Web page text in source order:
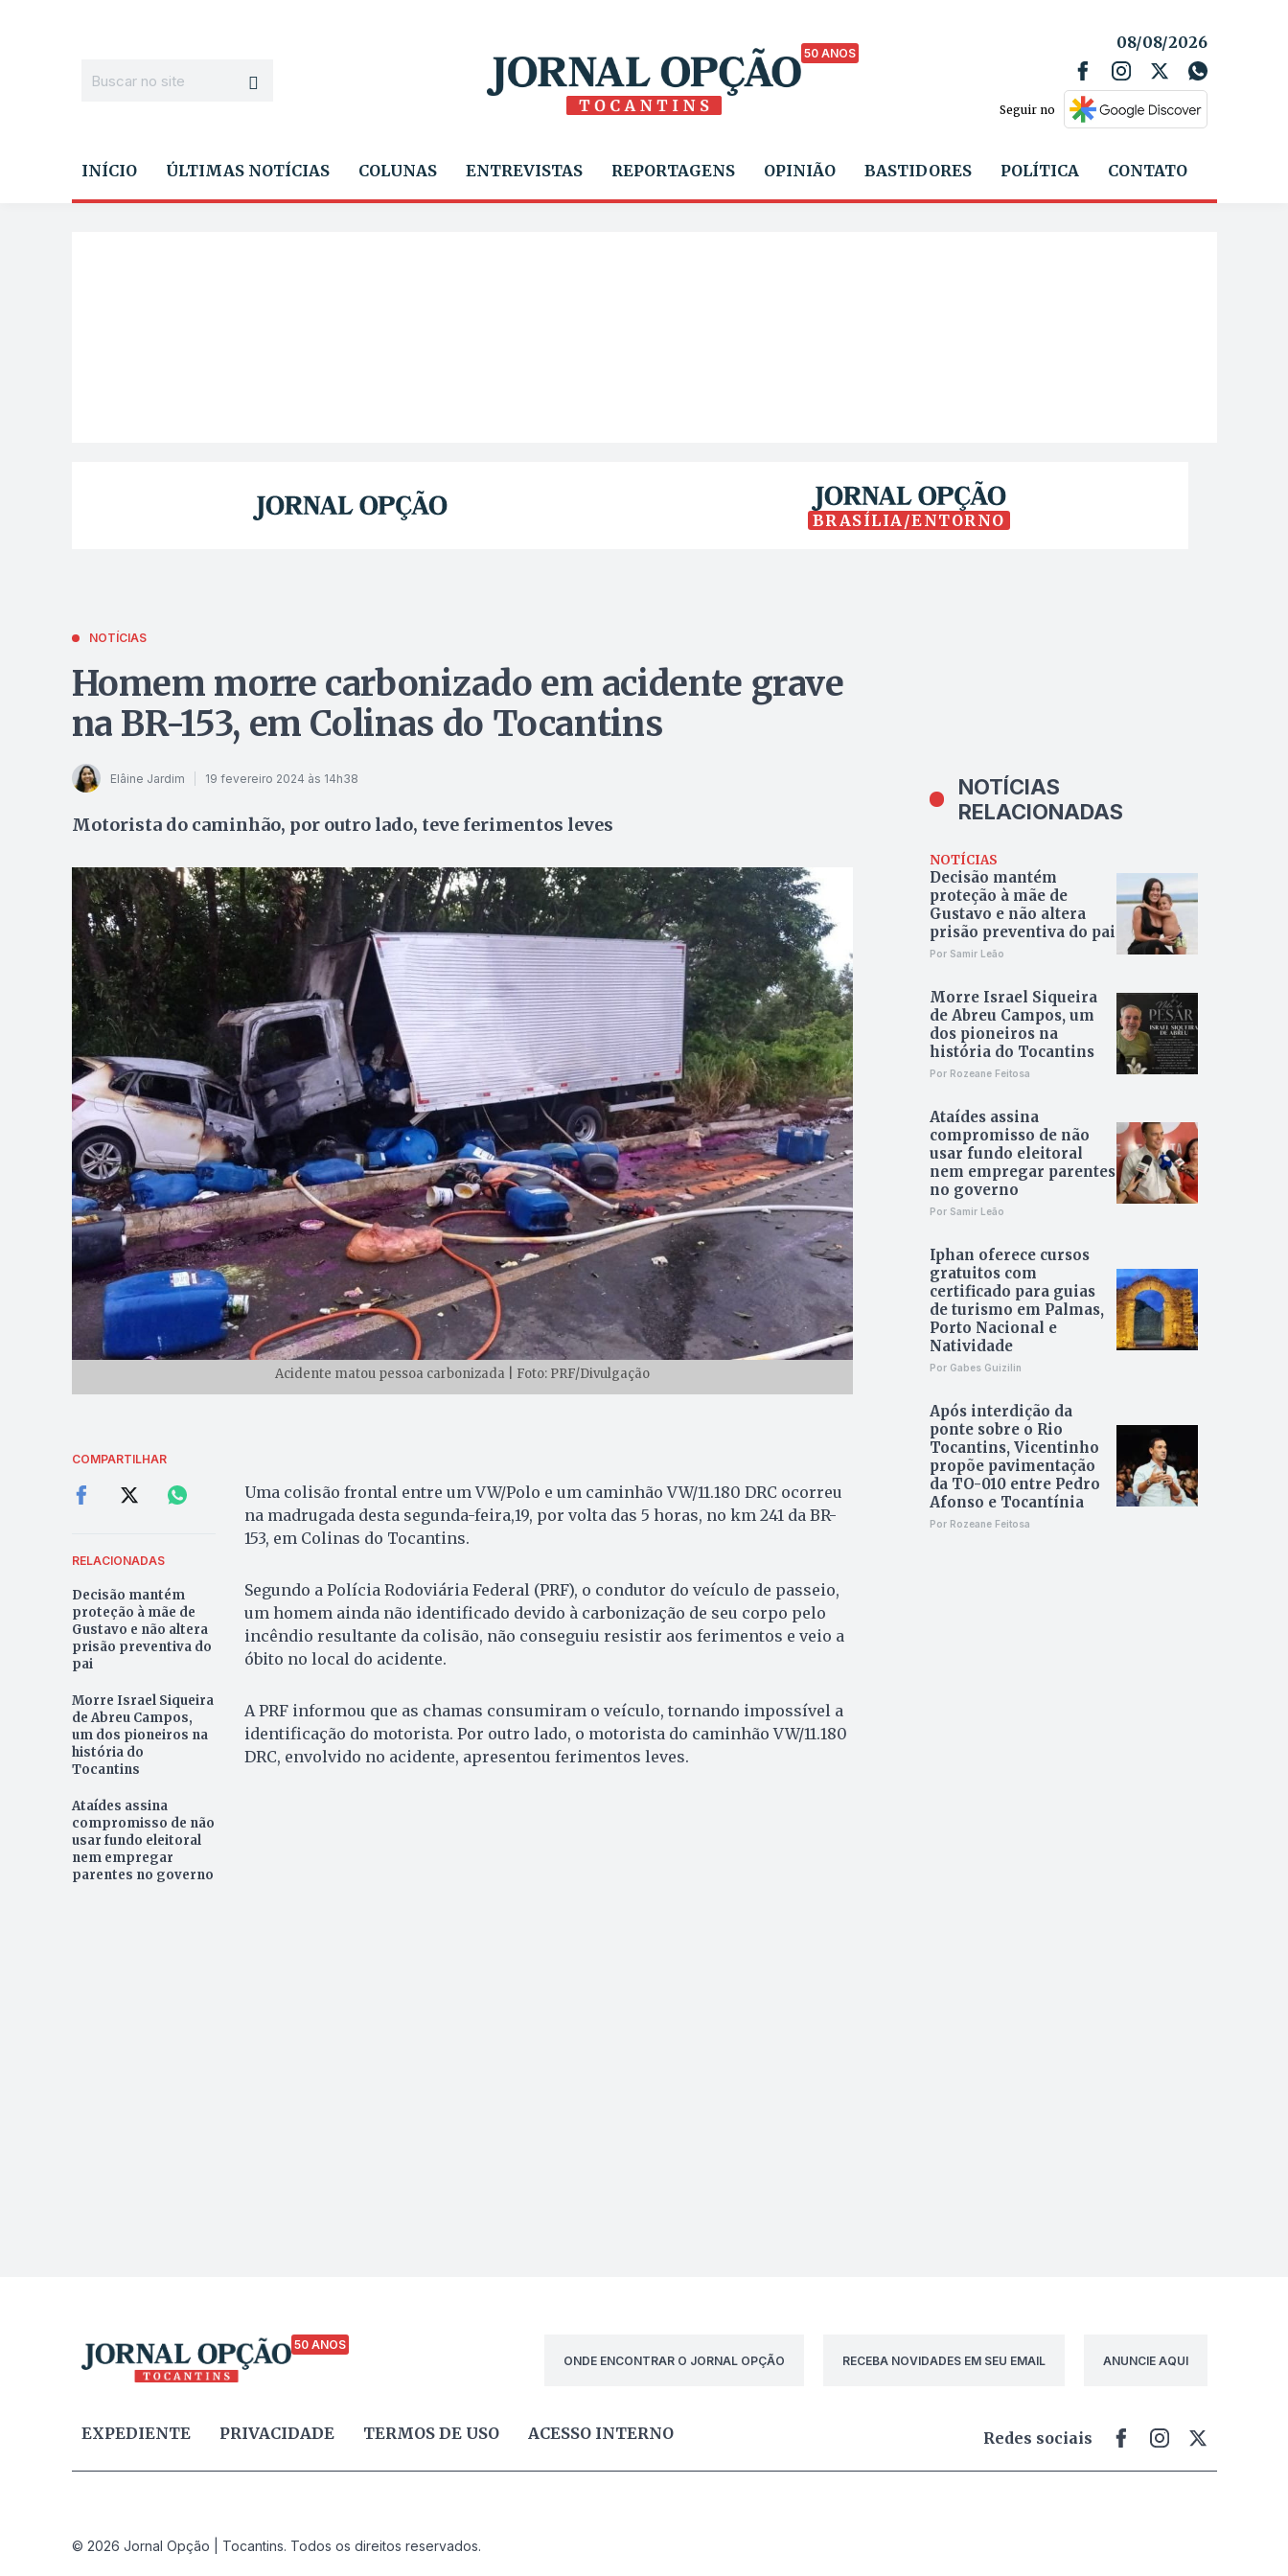
50 ANOS
08/08/2026
Seguir no
INÍCIO ÚLTIMAS NOTÍCIAS COLUNAS ENTREVISTAS REPORTAGENS OPINIÃO BASTIDORES POLÍTICA CONTATO
BRASÍLIA/ENTORNO
NOTÍCIAS
Homem morre carbonizado em acidente grave
na BR-153, em Colinas do Tocantins
Elâine Jardim 19 fevereiro 2024 às 14h38
Motorista do caminhão, por outro lado, teve ferimentos leves
Acidente matou pessoa carbonizada | Foto: PRF/Divulgação
COMPARTILHAR
RELACIONADAS
Decisão mantém
proteção à mãe de
Gustavo e não altera
prisão preventiva do
pai
Morre Israel Siqueira
de Abreu Campos,
um dos pioneiros na
história do
Tocantins
Ataídes assina
compromisso de não
usar fundo eleitoral
nem empregar
parentes no governo
Uma colisão frontal entre um VW/Polo e um caminhão VW/11.180 DRC ocorreu
na madrugada desta segunda-feira,19, por volta das 5 horas, no km 241 da BR-
153, em Colinas do Tocantins.
Segundo a Polícia Rodoviária Federal (PRF), o condutor do veículo de passeio,
um homem ainda não identificado devido à carbonização de seu corpo pelo
incêndio resultante da colisão, não conseguiu resistir aos ferimentos e veio a
óbito no local do acidente.
A PRF informou que as chamas consumiram o veículo, tornando impossível a
identificação do motorista. Por outro lado, o motorista do caminhão VW/11.180
DRC, envolvido no acidente, apresentou ferimentos leves.
NOTÍCIAS
RELACIONADAS
NOTÍCIAS
Decisão mantém
proteção à mãe de
Gustavo e não altera
prisão preventiva do pai
Por Samir Leão
Morre Israel Siqueira
de Abreu Campos, um
dos pioneiros na
história do Tocantins
Por Rozeane Feitosa
Ataídes assina
compromisso de não
usar fundo eleitoral
nem empregar parentes
no governo
Por Samir Leão
Iphan oferece cursos
gratuitos com
certificado para guias
de turismo em Palmas,
Porto Nacional e
Natividade
Por Gabes Guizilin
Após interdição da
ponte sobre o Rio
Tocantins, Vicentinho
propõe pavimentação
da TO-010 entre Pedro
Afonso e Tocantínia
Por Rozeane Feitosa
50 ANOS
ONDE ENCONTRAR O JORNAL OPÇÃO
RECEBA NOVIDADES EM SEU EMAIL ANUNCIE AQUI
EXPEDIENTE PRIVACIDADE TERMOS DE USO ACESSO INTERNO Redes sociais
© 2026 Jornal Opção | Tocantins. Todos os direitos reservados.